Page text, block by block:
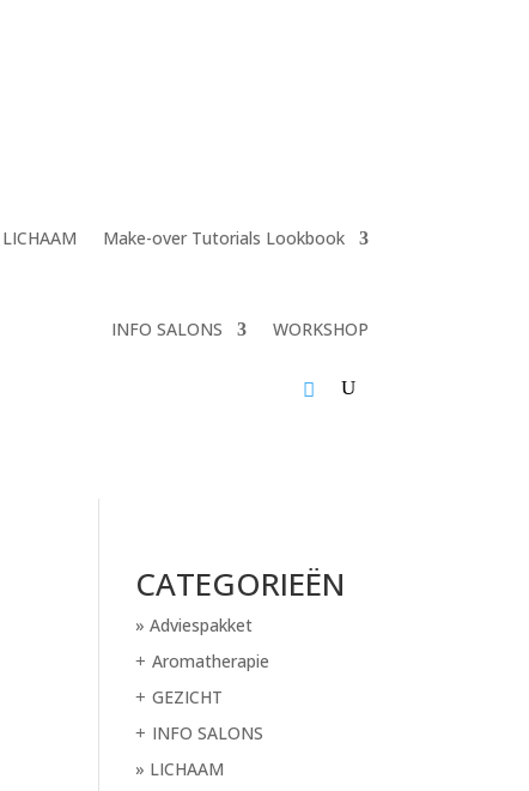
LICHAAM Make-over Tutorials Lookbook
INFO SALONS WORKSHOP
CATEGORIEËN
Adviespakket
+ Aromatherapie
+ GEZICHT
+ INFO SALONS
LICHAAM